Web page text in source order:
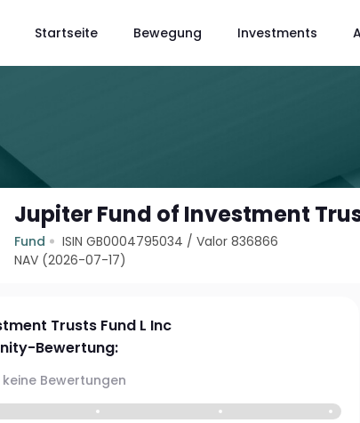
Startseite Bewegung Investments
Jupiter Fund of Investment
Fund ISIN GB0004795034 /Valor 836866
NAV (2026-07-17)
Trusts Fund L Inc
Bewertung:
Bewertungen